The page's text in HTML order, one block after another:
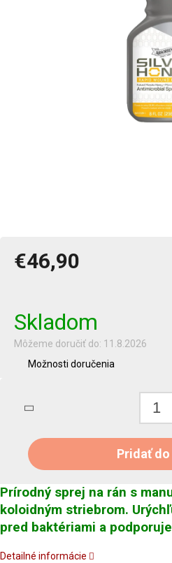
€46,90
Skladom
Môžeme doručiť do: 11.8.2026
Možnosti doručenia
Pridať
Prírodný sprej na rán s
koloidným striebrom.
pred baktériami a
Detailné informácie